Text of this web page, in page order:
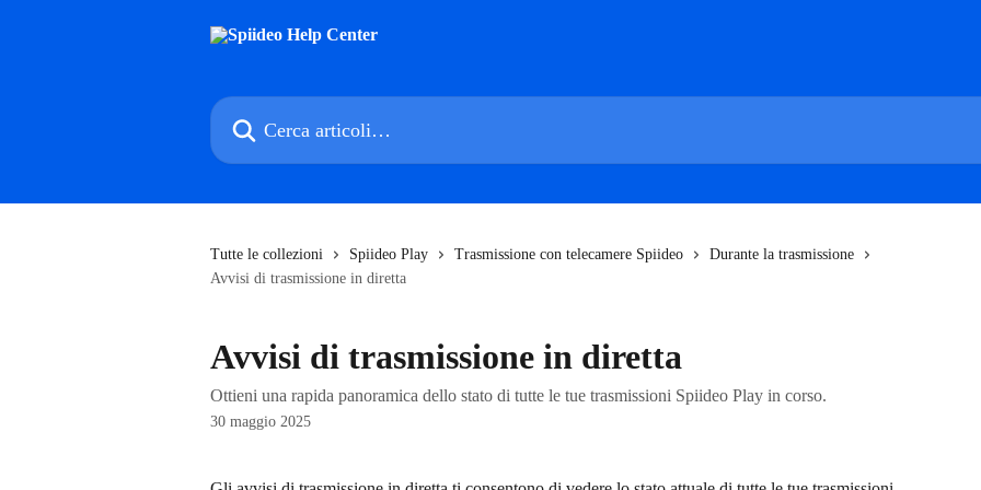
Cerca articoli…
Tutte le collezioni Spiideo Play Trasmissione con telecamere Spiideo
Durante la trasmissione
Avvisi di trasmissione in diretta
Avvisi di trasmissione in diretta
Ottieni una rapida panoramica dello stato di tutte le tue trasmissioni Spiideo Play in corso.
30 maggio 2025